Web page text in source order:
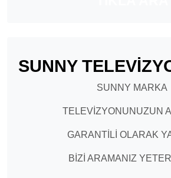
SUNNY
SUNNY MARKA
TELEVİZYONUNUZUN
GARANTİLİ OLARAK
BİZİ ARAMANIZ